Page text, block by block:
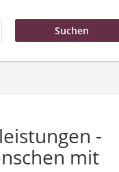
-
mit